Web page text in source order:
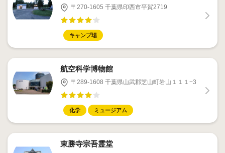
〒270-1605 千葉県印西市平賀2719
キャンプ場
航空科学博物館
〒289-1608 千葉県山武郡芝山町岩山１１１−3
化学 ミュージアム
東勝寺宗吾霊堂